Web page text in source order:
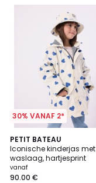
30% VANAF 2*
PETIT BATEAU
Iconische kinderjas met
waslaag, hartjesprint
vanaf
90.00 €